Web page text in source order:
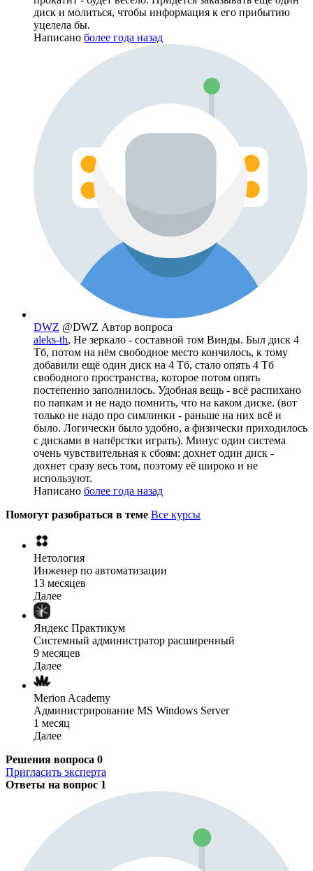
диск и молиться, чтобы информация к его прибытию
уцелела бы.
Написано более года назад
DWZ @DWZ Автор вопроса
aleks-th, Не зеркало - составной том Винды. Был диск 4
Тб, потом на нём свободное место кончилось, к тому
добавили ещё один диск на 4 Тб, стало опять 4 Тб
свободного пространства, которое потом опять
постепенно заполнилось. Удобная вещь - всё распихано
по папкам и не надо помнить, что на каком диске. (вот
только не надо про симлинки - раньше на них всё и
было. Логически было удобно, а физически приходилось
с дисками в напёрстки играть). Минус один система
очень чувствительная к сбоям: дохнет один диск -
дохнет сразу весь том, поэтому её широко и не
используют.
Написано более года назад
Помогут разобраться в теме Все курсы
Нетология
Инженер по автоматизации
13 месяцев
Далее
Яндекс Практикум
Системный администратор расширенный
9 месяцев
Далее
Merion Academy
Администрирование MS Windows Server
1 месяц
Далее
Решения вопроса 0
Пригласить эксперта
Ответы на вопрос 1